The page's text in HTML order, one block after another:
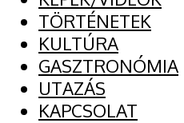
TÖRTÉNETEK
KULTÚRA
GASZTRONÓMIA
UTAZÁS
KAPCSOLAT